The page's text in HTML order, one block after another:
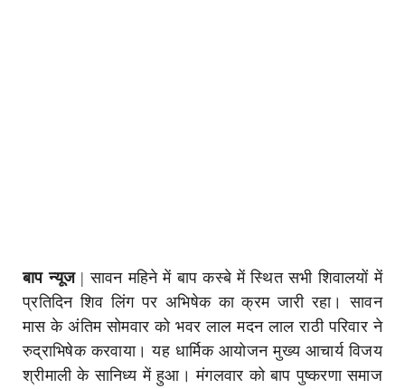
बाप न्यूज |सावन महिने में बाप कस्बे में स्थित सभी शिवालयों में
प्रतिदिन शिव लिंग पर अभिषेक का क्रम जारी रहा। सावन
मास के अंतिम सोमवार को भवर लाल मदन लाल राठी परिवार ने
रुद्राभिषेक करवाया। यह धार्मिक आयोजन मुख्य आचार्य विजय
श्रीमाली के सानिध्य में हुआ। मंगलवार को बाप पुष्करणा समाज